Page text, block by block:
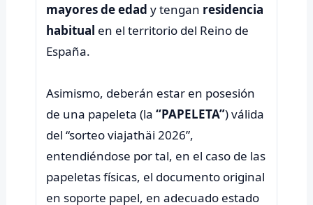
mayores de edad y tengan residencia
habitual en el territorio del Reino de
España.
Asimismo, deberán estar en posesión
de una papeleta (la“PAPELETA”) válida
del “sorteo viajathäi 2026”,
entendiéndose por tal, en el caso de las
papeletas físicas, el documento original
en soporte papel, en adecuado estado